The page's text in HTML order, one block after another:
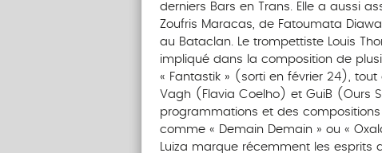
derniers Bars en Trans. Elle a aussi
Zoufris Maracas, de Fatoumata
au Bataclan. Le trompettiste Louis
impliqué dans la composition de
« Fantastik » (sorti en février 24),
Vagh (Flavia Coelho) et GuiB (Ours
programmations et des
comme « Demain Demain » ou «
Luiza marque récemment les esprits